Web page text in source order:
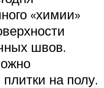
«химии»
швов.
на полу.